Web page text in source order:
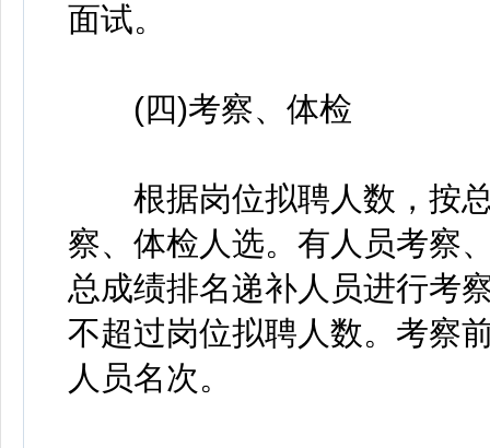
面试。
(四)考察、体检
根据岗位拟聘人数，按总
察、体检人选。有人员考察
总成绩排名递补人员进行考
不超过岗位拟聘人数。考察
人员名次。